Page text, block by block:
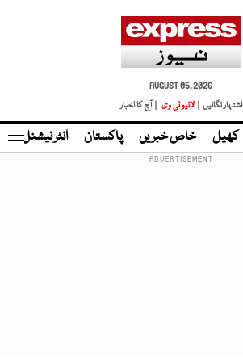
AUGUST 05, 2026
اشتہار لگائیں |
لائیو ٹی وی | آج کا اخبار
کھیل خاص خبریں پاکستان انٹر نیشنل